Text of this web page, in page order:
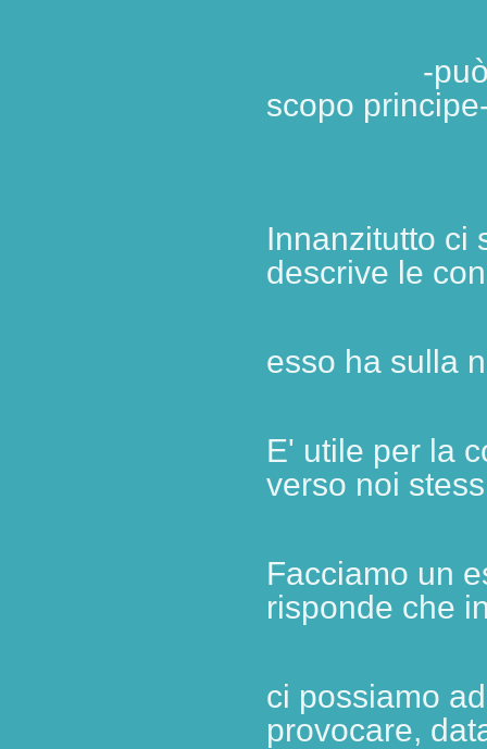
-può fare
scopo
Innanzitutto ci
descrive le
esso ha sulla
E' utile per la
verso noi
Facciamo un
risponde che
ci possiamo
provocare,